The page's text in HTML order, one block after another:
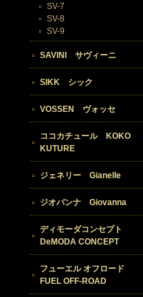
SV-7
SV-8
SV-9
SAVINI サヴィーニ
SIKK シック
VOSSEN ヴォッセ
ココカチュール KOKO
KUTURE
ジェネリー Gianelle
ジオバンナ Giovanna
ディモーダコンセプト
DeMODA CONCEPT
フューエル オフロード
FUEL OFF-ROAD